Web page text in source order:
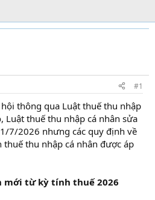
#1
thông qua Luật thuế thu nhập
Luật thuế thu nhập cá nhân sửa
7/2026 nhưng các quy định về
thu nhập cá nhân được áp
mới từ kỳ tính thuế 2026